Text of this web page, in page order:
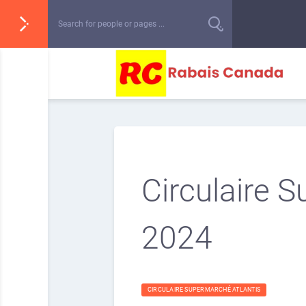
Circulaire
2024
CIRCULAIRE SUPERMARCHÉ ATLANTIS